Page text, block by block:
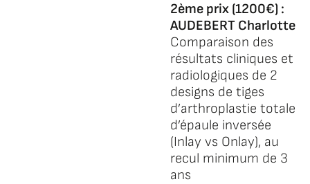
2ème prix (1200€) :
AUDEBERT Charlotte
Comparaison des
résultats cliniques et
radiologiques de 2
designs de tiges
d’arthroplastie totale
d’épaule inversée
(Inlay vs Onlay), au
recul minimum de 3
ans